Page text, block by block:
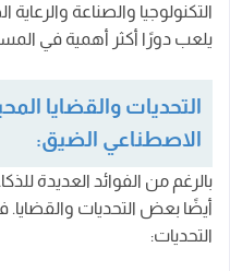
التكنولوجيا والصناعة
يلعب دورًا أكثر أهمية في
التحديات والقضايا
الاصطناعي الضيق:
بالرغم من الفوائد العديدة
أيضًا بعض التحديات
التحديات: